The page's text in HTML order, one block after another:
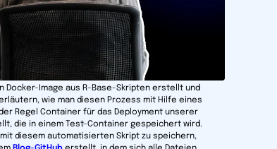
Docker-Image aus R-Base-Skripten erstellt und
wie man diesen Prozess mit Hilfe eines
Regel Container für das Deployment unserer
die in einem Test-Container gespeichert wird.
diesem automatisierten Skript zu speichern,